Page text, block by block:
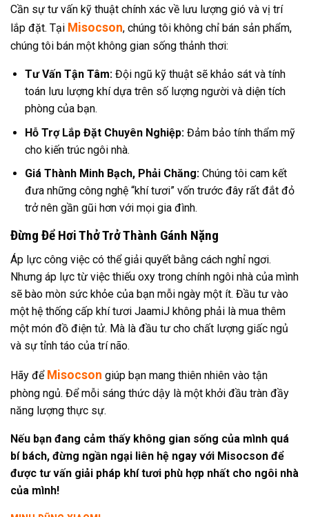
Cần sự tư vấn kỹ thuật chính xác về lưu lượng gió và vị trí
lắp đặt. Tại Misocson, chúng tôi không chỉ bán sản phẩm,
chúng tôi bán một không gian sống thảnh thơi:
Tư Vấn Tận Tâm:Đội ngũ kỹ thuật sẽ khảo sát và tính
toán lưu lượng khí dựa trên số lượng người và diện tích
phòng của bạn.
Hỗ Trợ Lắp Đặt Chuyên Nghiệp:Đảm bảo tính thẩm mỹ
cho kiến trúc ngôi nhà.
Giá Thành Minh Bạch, Phải Chăng:Chúng tôi cam kết
đưa những công nghệ “khí tươi” vốn trước đây rất đắt đỏ
trở nên gần gũi hơn với mọi gia đình.
Đừng Để Hơi Thở Trở Thành Gánh Nặng
Áp lực công việc có thể giải quyết bằng cách nghỉ ngơi.
Nhưng áp lực từ việc thiếu oxy trong chính ngôi nhà của mình
sẽ bào mòn sức khỏe của bạn mỗi ngày một ít. Đầu tư vào
một hệ thống cấp khí tươi JaamiJ không phải là mua thêm
một món đồ điện tử. Mà là đầu tư cho chất lượng giấc ngủ
và sự tỉnh táo của trí não.
Hãy để Misocson giúp bạn mang thiên nhiên vào tận
phòng ngủ. Để mỗi sáng thức dậy là một khởi đầu tràn đầy
năng lượng thực sự.
Nếu bạn đang cảm thấy không gian sống của mình quá
bí bách, đừng ngần ngại liên hệ ngay với Misocson để
được tư vấn giải pháp khí tươi phù hợp nhất cho ngôi nhà
của mình!